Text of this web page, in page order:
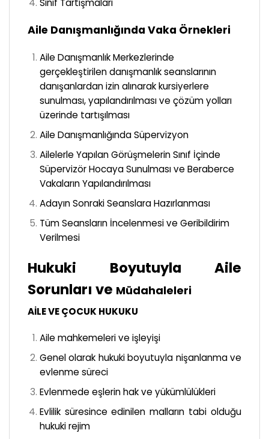
Sınıf Tartışmaları
Aile Danışmanlığında Vaka Örnekleri
Aile Danışmanlık Merkezlerinde
gerçekleştirilen danışmanlık seanslarının
danışanlardan izin alınarak kursiyerlere
sunulması, yapılandırılması ve çözüm yolları
üzerinde tartışılması
Aile Danışmanlığında Süpervizyon
Ailelerle Yapılan Görüşmelerin Sınıf İçinde
Süpervizör Hocaya Sunulması ve Beraberce
Vakaların Yapılandırılması
Adayın Sonraki Seanslara Hazırlanması
Tüm Seansların İncelenmesi ve Geribildirim
Verilmesi
Hukuki Boyutuyla Aile
Sorunları ve Müdahaleleri
AİLE VE ÇOCUK HUKUKU
Aile mahkemeleri ve işleyişi
Genel olarak hukuki boyutuyla nişanlanma ve
evlenme süreci
Evlenmede eşlerin hak ve yükümlülükleri
Evlilik süresince edinilen malların tabi olduğu
hukuki rejim